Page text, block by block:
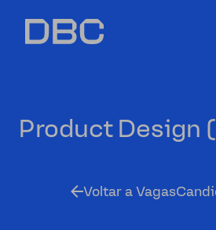
Product Design
Voltar a Vagas